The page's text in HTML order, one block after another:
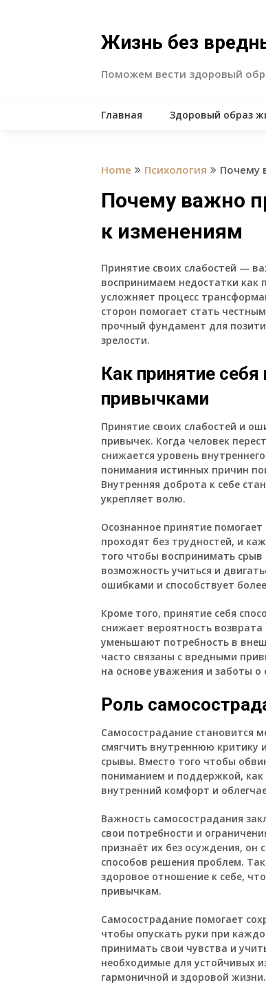
Жизнь без
Поможем вести здоровый
Главная Здоровый образ
Home Психология Почему
Почему важно
к изменениям
Принятие своих слабостей —
воспринимаем недостатки как
усложняет процесс
сторон помогает стать
прочный фундамент для
зрелости.
Как принятие
привычками
Принятие своих слабостей и
привычек. Когда человек
снижается уровень
понимания истинных причин
Внутренняя доброта к себе
укрепляет волю.
Осознанное принятие
проходят без трудностей, и
того чтобы воспринимать
возможность учиться и
ошибками и способствует
Кроме того, принятие себя
снижает вероятность
уменьшают потребность в
часто связаны с вредными
на основе уважения и заботы о
Роль
Самосострадание становится
смягчить внутреннюю критику
срывы. Вместо того чтобы
пониманием и поддержкой, как
внутренний комфорт и
Важность самосострадания
свои потребности и
признаёт их без осуждения,
способов решения проблем.
здоровое отношение к себе,
привычкам.
Самосострадание помогает
чтобы опускать руки при
принимать свои чувства и
необходимые для устойчивых
гармоничной и здоровой жизни.